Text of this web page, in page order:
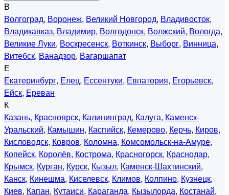
В
Волгоград, Воронеж, Великий Новгород, Владивосток,
Владикавказ, Владимир, Волгодонск, Волжский, Вологда,
Великие Луки, Воскресенск, Воткинск, Выборг, Винница,
Витебск, Ванадзор, Вагаршапат
Е
Екатеринбург, Елец, Ессентуки, Евпатория, Егорьевск,
Ейск, Ереван
К
Казань, Красноярск, Калининград, Калуга, Каменск-
Уральский, Камышин, Каспийск, Кемерово, Керчь, Киров,
Кисловодск, Ковров, Коломна, Комсомольск-на-Амуре,
Копейск, Королёв, Кострома, Красногорск, Краснодар,
Крымск, Курган, Курск, Кызыл, Каменск-Шахтинский,
Канск, Кинешма, Киселевск, Климов, Колпино, Кузнецк,
Киев, Капан, Кутаиси, Караганда, Кызылорда, Костанай,